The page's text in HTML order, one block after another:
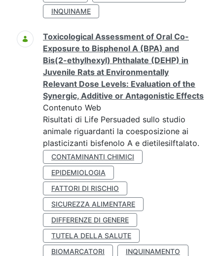
INQUINAME
Toxicological Assessment of Oral Co-
Exposure to Bisphenol A (BPA) and
Bis(2-ethylhexyl) Phthalate (DEHP) in
Juvenile Rats at Environmentally
Relevant Dose Levels: Evaluation of the
Synergic, Additive or Antagonistic Effects
Contenuto Web
Risultati di Life Persuaded sullo studio
animale riguardanti la coesposizione ai
plasticizanti bisfenolo A e dietilesilftalato.
CONTAMINANTI CHIMICI
EPIDEMIOLOGIA
FATTORI DI RISCHIO
SICUREZZA ALIMENTARE
DIFFERENZE DI GENERE
TUTELA DELLA SALUTE
BIOMARCATORI
INQUINAMENTO